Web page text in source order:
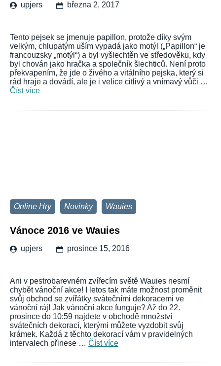
upjers března 2, 2017
Tento pejsek se jmenuje papillon, protože díky svým
velkým, chlupatým uším vypadá jako motýl („Papillon“ je
francouzsky „motýl“) a byl vyšlechtěn ve středověku, kdy
byl chován jako hračka a společník šlechticů. Není proto
překvapením, že jde o živého a vitálního pejska, který si
rád hraje a dovádí, ale je i velice citlivý a vnímavý vůči …
Číst více
Online Hry Novinky Wauies
Vánoce 2016 ve Wauies
upjers prosince 15, 2016
Ani v pestrobarevném zvířecím světě Wauies nesmí
chybět vánoční akce! I letos tak máte možnost proměnit
svůj obchod se zvířátky svátečními dekoracemi ve
vánoční ráj! Jak vánoční akce funguje? Až do 22.
prosince do 10:59 najdete v obchodě množství
svátečních dekorací, kterými můžete vyzdobit svůj
krámek. Každá z těchto dekorací vám v pravidelných
intervalech přinese … Číst více